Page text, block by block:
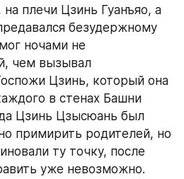
плечи Цзинь Гуанъяо, а
безудержному
ночами не
чем вызывал
Цзинь, который она
в стенах Башни
Цзинь Цзысюань был
примирить родителей, но
ту точку, после
уже невозможно.